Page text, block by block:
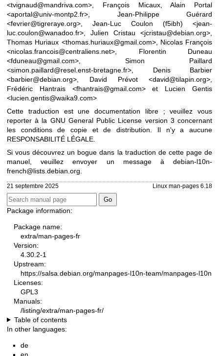
<tvignaud@mandriva.com>, François Micaux, Alain Portal
<aportal@univ-montp2.fr>, Jean-Philippe Guérard
<fevrier@tigreraye.org>, Jean-Luc Coulon (f5ibh) <jean-
luc.coulon@wanadoo.fr>, Julien Cristau <jcristau@debian.org>,
Thomas Huriaux <thomas.huriaux@gmail.com>, Nicolas François
<nicolas.francois@centraliens.net>, Florentin Duneau
<fduneau@gmail.com>, Simon Paillard
<simon.paillard@resel.enst-bretagne.fr>, Denis Barbier
<barbier@debian.org>, David Prévot <david@tilapin.org>,
Frédéric Hantrais <fhantrais@gmail.com> et Lucien Gentis
<lucien.gentis@waika9.com>
Cette traduction est une documentation libre ; veuillez vous
reporter à la GNU General Public License version 3 concernant
les conditions de copie et de distribution. Il n'y a aucune
RESPONSABILITÉ LÉGALE.
Si vous découvrez un bogue dans la traduction de cette page de
manuel, veuillez envoyer un message à debian-l10n-
french@lists.debian.org.
21 septembre 2025 Linux man-pages 6.18
Package information:
Package name:
extra/man-pages-fr
Version:
4.30.2-1
Upstream:
https://salsa.debian.org/manpages-l10n-team/manpages-l10n
Licenses:
GPL3
Manuals:
/listing/extra/man-pages-fr/
Table of contents
In other languages:
de
en